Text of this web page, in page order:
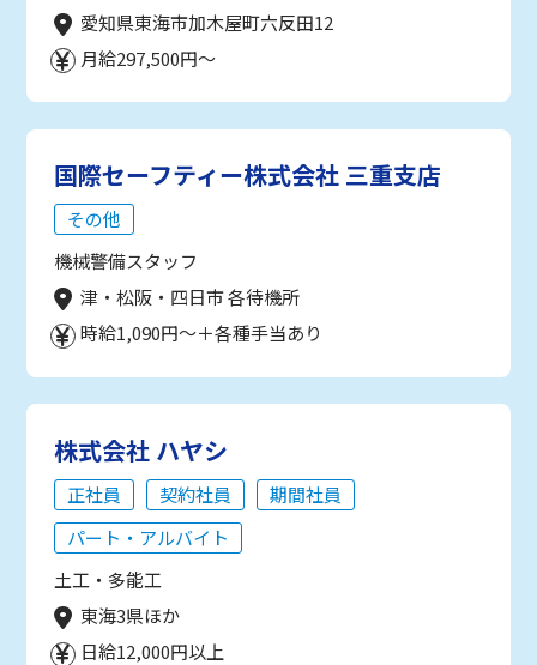
愛知県東海市加木屋町六反田12
月給297,500円～
国際セーフティー株式会社 三重支店
その他
機械警備スタッフ
津・松阪・四日市 各待機所
時給1,090円～＋各種手当あり
株式会社 ハヤシ
正社員 契約社員
期間社員
パート・アルバイト
土工・多能工
東海3県ほか
日給12,000円以上